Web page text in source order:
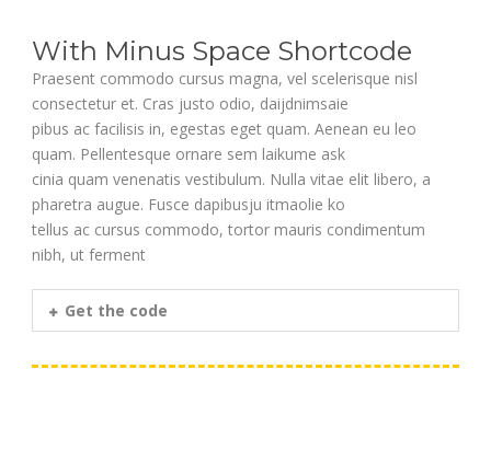
With Minus Space Shortcode
Praesent commodo cursus magna, vel scelerisque nisl
consectetur et. Cras justo odio, daijdnimsaie
pibus ac facilisis in, egestas eget quam. Aenean eu leo
quam. Pellentesque ornare sem laikume ask
cinia quam venenatis vestibulum. Nulla vitae elit libero, a
pharetra augue. Fusce dapibusju itmaolie ko
tellus ac cursus commodo, tortor mauris condimentum
nibh, ut ferment
Get the code